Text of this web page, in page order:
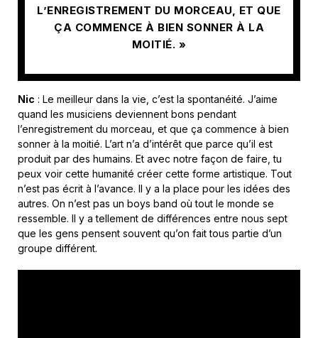
L’ENREGISTREMENT DU MORCEAU, ET QUE
ÇA COMMENCE À BIEN SONNER À LA
MOITIÉ. »
Nic : Le meilleur dans la vie, c’est la spontanéité. J’aime
quand les musiciens deviennent bons pendant
l’enregistrement du morceau, et que ça commence à bien
sonner à la moitié. L’art n’a d’intérêt que parce qu’il est
produit par des humains. Et avec notre façon de faire, tu
peux voir cette humanité créer cette forme artistique. Tout
n’est pas écrit à l’avance. Il y a la place pour les idées des
autres. On n’est pas un boys band où tout le monde se
ressemble. Il y a tellement de différences entre nous sept
que les gens pensent souvent qu’on fait tous partie d’un
groupe différent.